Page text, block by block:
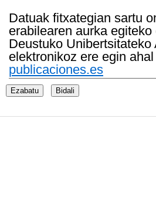
Datuak fitxategian sartu
erabilearen aurka
Deustuko
elektronikoz ere egin
publicaciones.es
Ezabatu Bidali